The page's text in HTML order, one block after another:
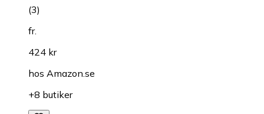
(3)
fr.
424 kr
hos Amazon.se
+8 butiker